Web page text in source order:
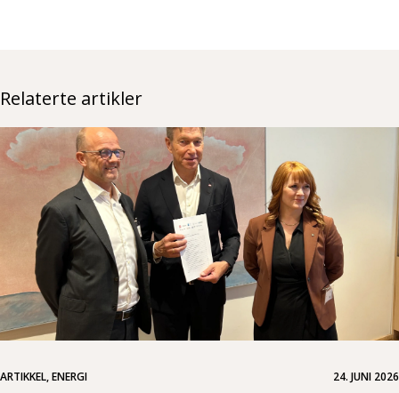
Relaterte artikler
ARTIKKEL, ENERGI 24. JUNI 2026